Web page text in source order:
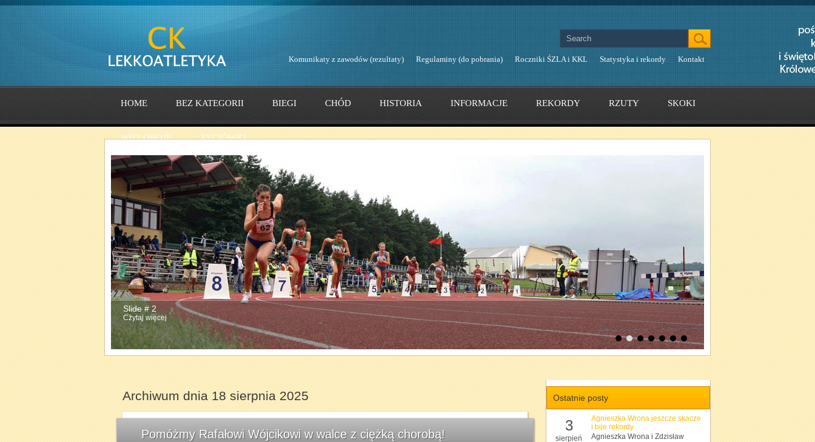
Komunikaty z zawodów (rezultaty) Regulaminy (do pobrania) Roczniki ŚZLA i KKL Statystyka i rekordy Kontakt
HOME BEZ KATEGORII BIEGI CHÓD HISTORIA INFORMACJE REKORDY RZUTY SKOKI
WIELOBOJE ŻYCIÓWKI
Slide # 2
Czytaj więcej
Slide # 3
Czytaj więcej
1 2 3 5 6 7
Ostatnie posty
3
sierpień
Agnieszka Wrona jeszcze skacze
i bije rekordy
Agnieszka Wrona i Zdzisław
Archiwum dnia 18 sierpnia 2025
Pomóżmy Rafałowi Wójcikowi w walce z ciężką chorobą!